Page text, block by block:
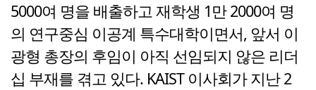
5000여 명을 배출하고 재학생 1만 2000여 명
의 연구중심 이공계 특수대학이면서, 앞서 이
광형 총장의 후임이 아직 선임되지 않은 리더
십 부재를 겪고 있다. KAIST 이사회가 지난 2